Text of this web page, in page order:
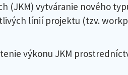
(JKM) vytváranie nového
línií projektu (tzv.
výkonu JKM